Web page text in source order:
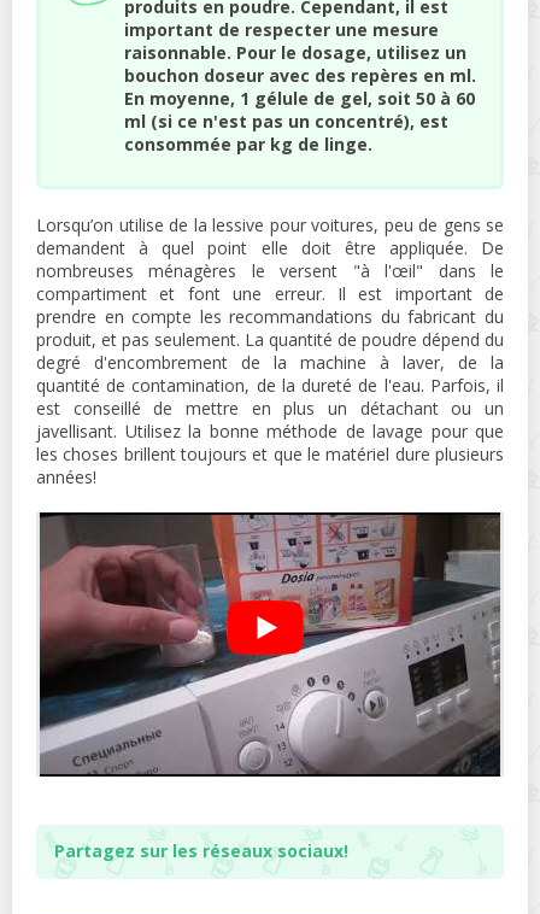
produits en poudre. Cependant, il est
important de respecter une mesure
raisonnable. Pour le dosage, utilisez un
bouchon doseur avec des repères en ml.
En moyenne, 1 gélule de gel, soit 50 à 60
ml (si ce n'est pas un concentré), est
consommée par kg de linge.
Lorsqu’on utilise de la lessive pour voitures, peu de gens se
demandent à quel point elle doit être appliquée. De
nombreuses ménagères le versent "à l'œil" dans le
compartiment et font une erreur. Il est important de
prendre en compte les recommandations du fabricant du
produit, et pas seulement. La quantité de poudre dépend du
degré d'encombrement de la machine à laver, de la
quantité de contamination, de la dureté de l'eau. Parfois, il
est conseillé de mettre en plus un détachant ou un
javellisant. Utilisez la bonne méthode de lavage pour que
les choses brillent toujours et que le matériel dure plusieurs
années!
Partagez sur les réseaux sociaux!